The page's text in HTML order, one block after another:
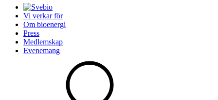
Vi verkar för
Om bioenergi
Press
Medlemskap
Evenemang